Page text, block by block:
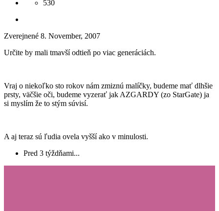
530
Zverejnené 8. November, 2007
Určite by mali tmavší odtieň po viac generáciách.
Vraj o niekoľko sto rokov nám zmiznú malíčky, budeme mať dlhšie
prsty, väčšie oči, budeme vyzerať jak AZGARDY (zo StarGate) ja
si myslím že to stým súvisí.
A aj teraz sú ľudia ovela vyšší ako v minulosti.
Pred 3 týždňami...